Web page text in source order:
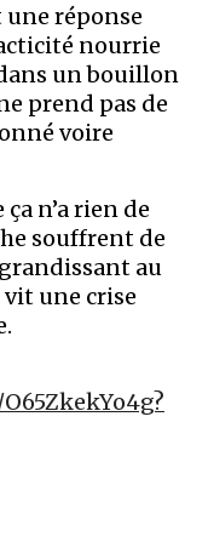
une réponse
nourrie
un bouillon
prend pas de
voire
n’a rien de
souffrent de
au
une crise